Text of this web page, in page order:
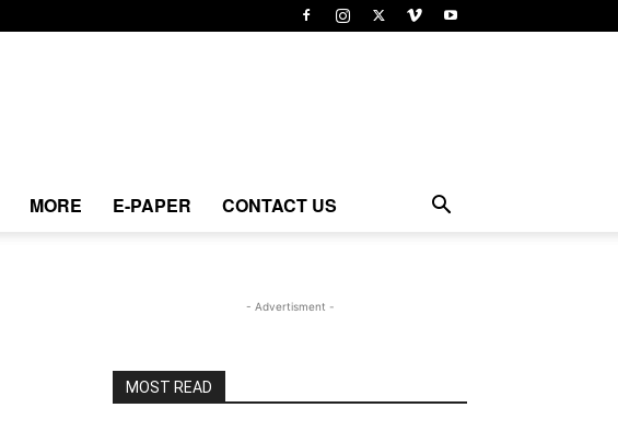
MORE E-PAPER CONTACT US
- Advertisment -
MOST READ